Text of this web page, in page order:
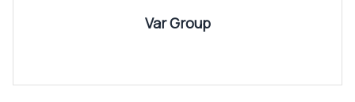
Var Group